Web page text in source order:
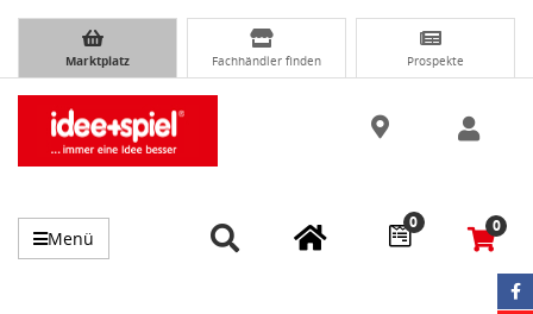
Marktplatz Fachhändler finden Prospekte
Menü
0 0